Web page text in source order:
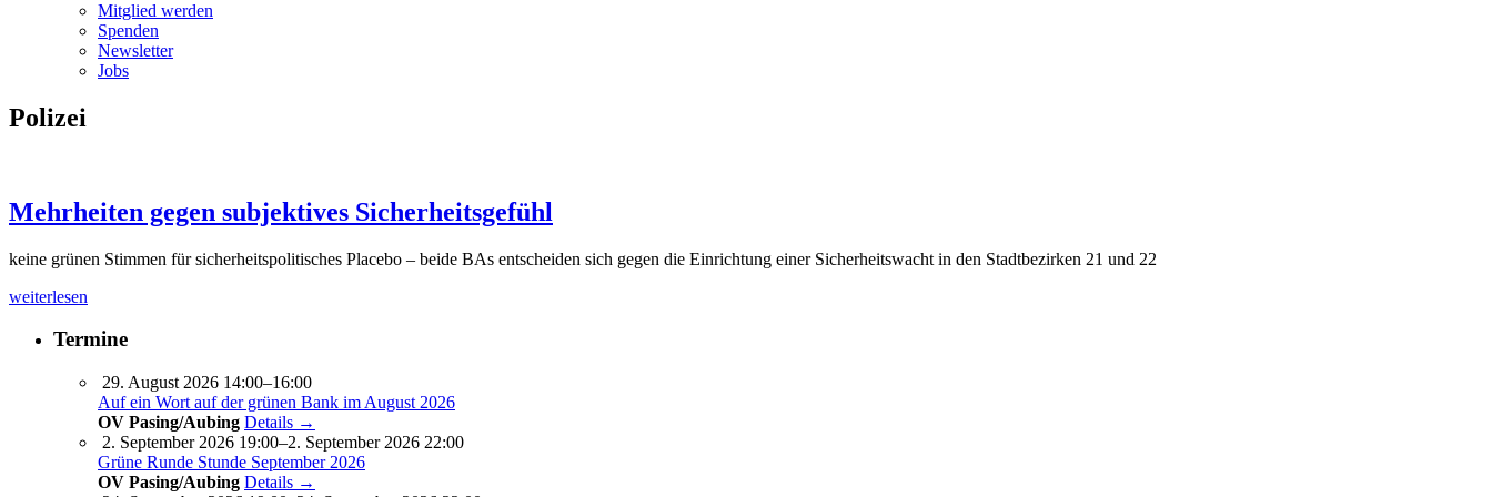
Mitglied werden
Spenden
Newsletter
Jobs
Polizei
Mehrheiten gegen subjektives Sicherheitsgefühl
keine grünen Stimmen für sicherheitspolitisches Placebo – beide BAs entscheiden sich gegen die Einrichtung einer Sicherheitswacht in den Stadtbezirken 21 und 22
weiterlesen
Termine
29. August 2026 14:00–16:00
Auf ein Wort auf der grünen Bank im August 2026
OV Pasing/Aubing Details →
2. September 2026 19:00–2. September 2026 22:00
Grüne Runde Stunde September 2026
OV Pasing/Aubing Details →